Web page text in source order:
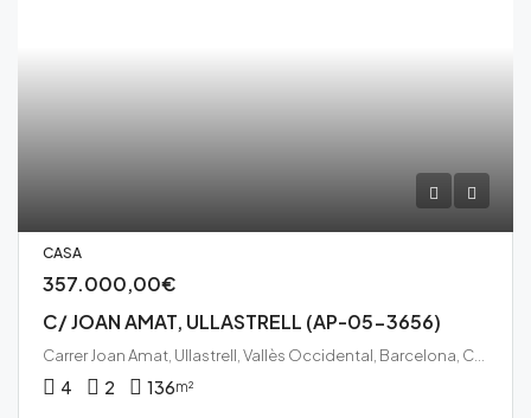
CASA
357.000,00€
C/ JOAN AMAT, ULLASTRELL (AP-05-3656)
4 2 136m²